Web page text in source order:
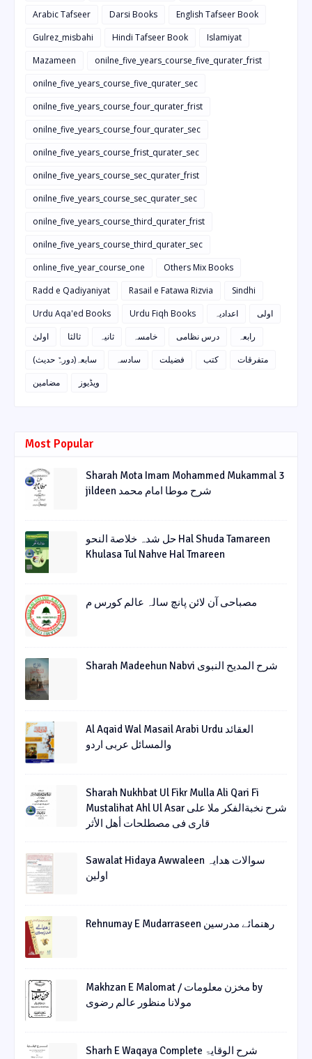
Arabic Tafseer Darsi Books
English Tafseer Book
Gulrez_misbahi
Hindi Tafseer Book
Islamiyat
Mazameen
onilne_five_years_course_five_qurater_frist
onilne_five_years_course_five_qurater_sec
onilne_five_years_course_four_qurater_frist
onilne_five_years_course_four_qurater_sec
onilne_five_years_course_frist_qurater_sec
onilne_five_years_course_sec_qurater_frist
onilne_five_years_course_sec_qurater_sec
onilne_five_years_course_third_qurater_frist
onilne_five_years_course_third_qurater_sec
online_five_year_course_one
Others Mix Books
Radd e Qadiyaniyat
Rasail e Fatawa Rizvia
Sindhi
Urdu Aqa'ed Books
Urdu Fiqh Books اعدادیہ
اولی
اولیٰ
ثالثا ثانیہ خامسہ درس نظامی
رابعہ
سابعہ(دورہٌ حدیث)
سادسہ فضیلت کتب
متفرقات
مضامین
ویڈیوز
Most Popular
Sharah Mota Imam Mohammed Mukammal 3
jildeen شرح موطا امام محمد
حل شدہ خلاصة النحو Hal Shuda Tamareen
Khulasa Tul Nahve Hal Tmareen
مصباحی آن لائن پانچ سالہ عالم کورس م
Sharah Madeehun Nabvi شرح المدیح النبوی
Al Aqaid Wal Masail Arabi Urdu العقائد
والمسائل عربی اردو
Sharah Nukhbat Ul Fikr Mulla Ali Qari Fi
Mustalihat Ahl Ul Asar شرح نخبةالفکر ملا علی
قاری فی مصطلحات أھل الأثر
Sawalat Hidaya Awwaleen سوالات ھدایہ
اولین
Rehnumay E Mudarraseen رهنمائے مدرسین
Makhzan E Malomat / مخزن معلومات by
مولانا منظور عالم رضوی
Sharh E Waqaya Complete شرح الوقایۃ